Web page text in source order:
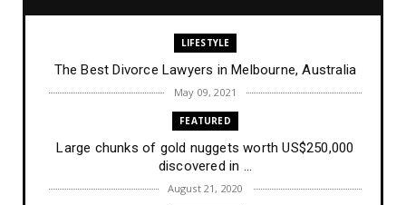
LIFESTYLE
The Best Divorce Lawyers in Melbourne, Australia
May 09, 2021
FEATURED
Large chunks of gold nuggets worth US$250,000
discovered in ...
August 21, 2020